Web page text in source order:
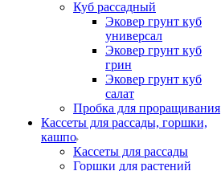
Куб рассадный
Эковер грунт куб
универсал
Эковер грунт куб
грин
Эковер грунт куб
салат
Пробка для проращивания
Кассеты для рассады, горшки,
кашпо
Кассеты для рассады
Горшки для растений